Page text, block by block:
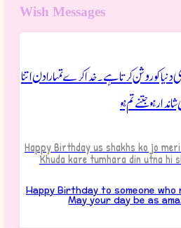
Wish Messages
کو روشن کرتا ہے۔ خدا کرے تمہارا دن اتنا
Happy Birthday us shakhs ko jo
Khuda kare tumhara din utna hi
Happy Birthday to someone who
May your day be as